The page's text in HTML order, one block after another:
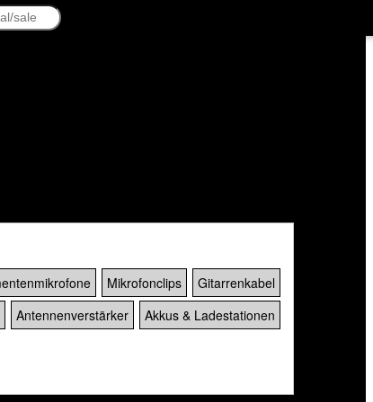
Mikrofonclips
Gitarrenkabel
Antennenverstärker
Akkus & Ladestationen